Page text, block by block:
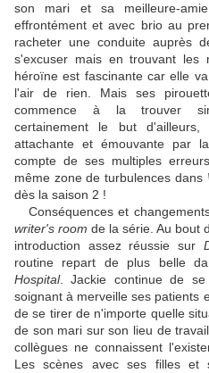
son mari et sa meilleure-
effrontément et avec brio au
racheter une conduite auprès
s'excuser mais en trouvant
héroïne est fascinante car elle
l'air de rien. Mais ses
commence à la trouver
certainement le but
attachante et émouvante par
compte de ses multiples
même zone de turbulences dans
dès la saison 2 !
Conséquences et
writer's room de la série. Au bout
introduction assez réussie sur
routine repart de plus belle
Hospital. Jackie continue de
soignant à merveille ses patients
de se tirer de n'importe quelle
de son mari sur son lieu de
collègues ne connaissent
Les scènes avec ses filles et